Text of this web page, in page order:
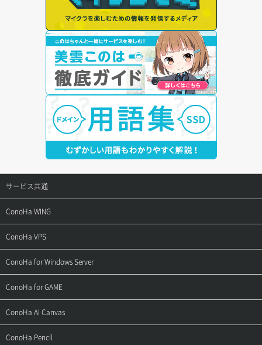
サービス共通
サポートトップ
ご契約・お支払い
用語集
お問い合わせ
ConoHa WING
サポートトップ
ご利用ガイド
お乗り換えガイド
よくある質問
ConoHa VPS
サポートトップ
ご利用ガイド
APIドキュメントVPS2.0
ConoHa for Windows Server
サポートトップ
ご利用ガイド
ConoHa for GAME
サポートトップ
ご利用ガイド
ConoHa AI Canvas
サポートトップ
ConoHa Pencil